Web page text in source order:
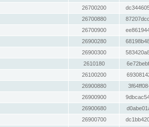
26700200
26700880
26700900
26900280
26900300
2610180
26100200
26900880
26900900
26900680
26900700